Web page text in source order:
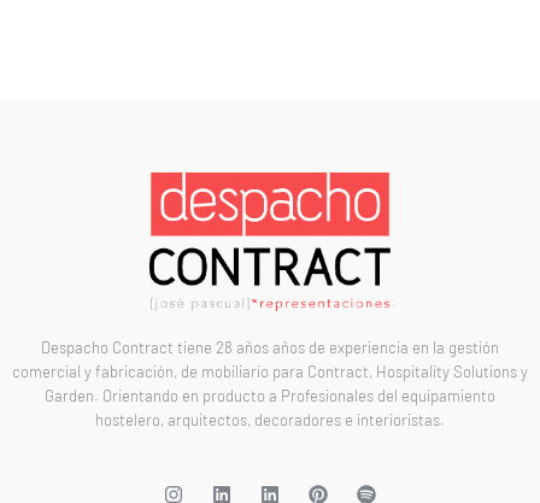
Despacho Contract tiene 28 años años de experiencia en la gestión
comercial y fabricación, de mobiliario para Contract, Hospitality Solutions y
Garden. Orientando en producto a Profesionales del equipamiento
hostelero, arquitectos, decoradores e interioristas.